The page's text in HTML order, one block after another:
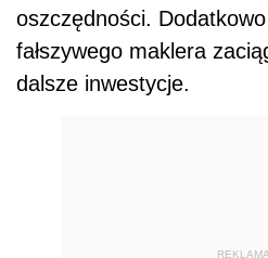
oszczędności.
fałszywego maklera
dalsze inwestycje.
REKLAMA